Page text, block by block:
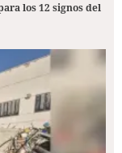
los 12 signos del